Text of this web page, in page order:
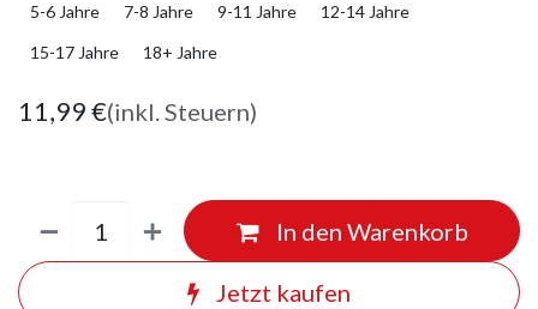
5-6 Jahre 7-8 Jahre 9-11 Jahre
12-14 Jahre
15-17 Jahre
18+ Jahre
11,99€(inkl. Steuern)
In den Warenkorb
Jetzt kaufen